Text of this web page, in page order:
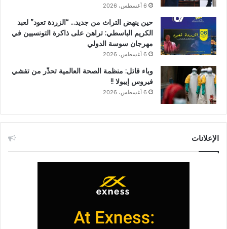
6 أغسطس، 2026
حين ينهض التراث من جديد… “الزردة تعود” لعبد
الكريم الباسطي: تراهن على ذاكرة التونسيين في
مهرجان سوسة الدولي
6 أغسطس، 2026
وباء قاتل: منظمة الصحة العالمية تحذّر من تفشي
فيروس إيبولا !!
6 أغسطس، 2026
الإعلانات